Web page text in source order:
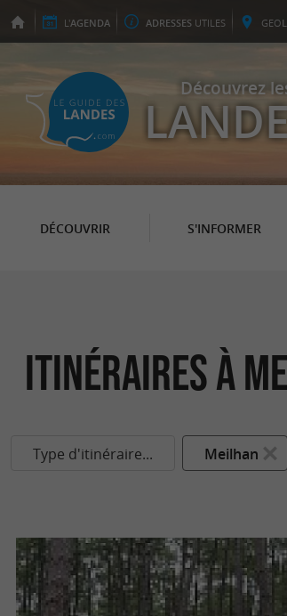
L'AGENDA ADRESSES UTILES GEO
Découvrez
DÉCOUVRIR S'INFORMER
itinéraires à
Type d'itinéraire... Meilhan